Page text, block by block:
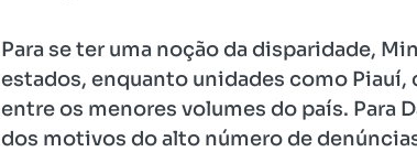
Para se ter uma noção da disparidade,
estados, enquanto unidades como Piauí,
entre os menores volumes do país. Para
dos motivos do alto número de